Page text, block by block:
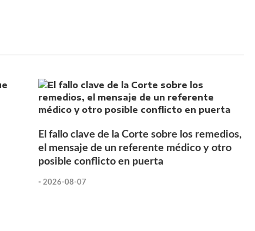
El fallo clave de la Corte sobre los remedios,
el mensaje de un referente médico y otro
posible conflicto en puerta
- 2026-08-07